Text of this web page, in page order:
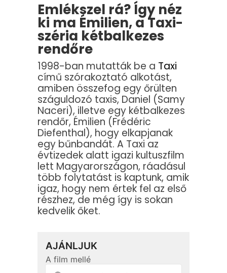
Emlékszel rá? Így néz
ki ma Émilien, a Taxi-
széria kétbalkezes
rendőre
1998-ban mutatták be a Taxi
című szórakoztató alkotást,
amiben összefog egy őrülten
száguldozó taxis, Daniel (Samy
Naceri), illetve egy kétbalkezes
rendőr, Émilien (Frédéric
Diefenthal), hogy elkapjanak
egy bűnbandát. A Taxi az
évtizedek alatt igazi kultuszfilm
lett Magyarországon, ráadásul
több folytatást is kaptunk, amik
igaz, hogy nem értek fel az első
részhez, de még így is sokan
kedvelik őket.